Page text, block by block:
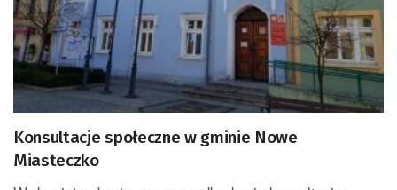
Konsultacje społeczne w gminie Nowe
Miasteczko